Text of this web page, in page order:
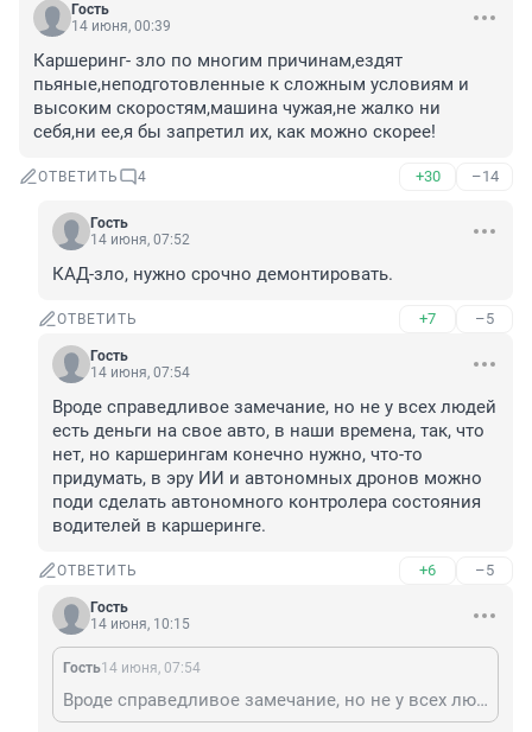
Гость
14 июня, 00:39
Каршеринг- зло по многим причинам,ездят
пьяные,неподготовленные к сложным условиям и
высоким скоростям,машина чужая,не жалко ни
себя,ни ее,я бы запретил их, как можно скорее!
ОТВЕТИТЬ 4 +30 –14
Гость
14 июня, 07:52
КАД-зло, нужно срочно демонтировать.
ОТВЕТИТЬ +7 –5
Гость
14 июня, 07:54
Вроде справедливое замечание, но не у всех людей
есть деньги на свое авто, в наши времена, так, что
нет, но каршерингам конечно нужно, что-то
придумать, в эру ИИ и автономных дронов можно
поди сделать автономного контролера состояния
водителей в каршеринге.
ОТВЕТИТЬ +6 –5
Гость
14 июня, 10:15
Гость14 июня, 07:54
Вроде справедливое замечание, но не у всех людей есть деньги на свое авто, в наши времена, так, что нет, но каршерингам конечно нужно, что-то придумать, в эру ИИ и автономных дронов можно поди сделать автономного контролера состояния водителей в каршеринге.